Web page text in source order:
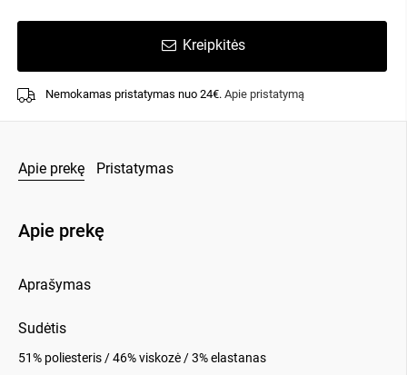
Kreipkitės
Nemokamas pristatymas nuo 24€. Apie pristatymą
Apie prekę Pristatymas
Apie prekę
Aprašymas
Sudėtis
51% poliesteris / 46% viskozė / 3% elastanas